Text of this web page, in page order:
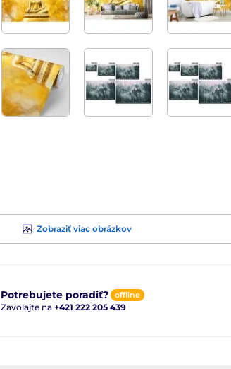
Zobraziť viac obrázkov
Potrebujete poradiť? offline
Zavolajte na +421 222 205 439